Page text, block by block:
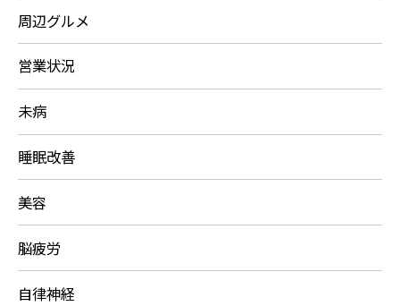
周辺グルメ
営業状況
未病
睡眠改善
美容
脳疲労
自律神経